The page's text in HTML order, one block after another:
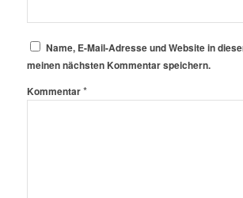
Name, E-Mail-Adresse und Website in
meinen nächsten Kommentar speichern.
Kommentar*